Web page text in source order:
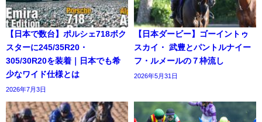
【日本で数台】ポルシェ718ボク
スターに245/35R20・
305/30R20を装着｜日本でも希
少なワイド仕様とは
2026年7月3日
【日本ダービー】ゴーイントゥ
スカイ・ 武豊とパントルナイー
フ・ルメールの７枠流し
2026年5月31日